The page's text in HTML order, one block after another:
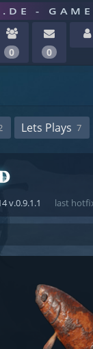
-
0 0
Lets Plays 7
v.0.9.1.1 last